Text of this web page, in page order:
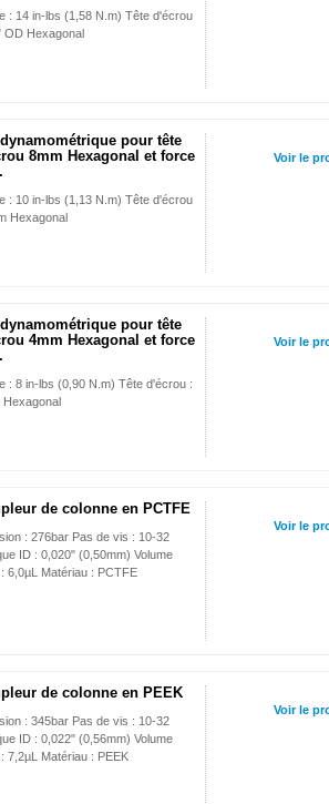
: 14 in-lbs (1,58 N.m) Tête d'écrou
OD Hexagonal
pour tête
8mm Hexagonal et force
: 10 in-lbs (1,13 N.m) Tête d'écrou
Hexagonal
Voir le
pour tête
4mm Hexagonal et force
: 8 in-lbs (0,90 N.m) Tête d'écrou :
Hexagonal
Voir le
de colonne en PCTFE
: 276bar Pas de vis : 10-32
ID : 0,020" (0,50mm) Volume
6,0µL Matériau : PCTFE
Voir le
de colonne en PEEK
: 345bar Pas de vis : 10-32
ID : 0,022" (0,56mm) Volume
7,2µL Matériau : PEEK
Voir le